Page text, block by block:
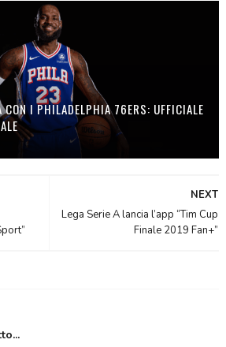
CON I PHILADELPHIA 76ERS: UFFICIALE
NEXT
Lega Serie A lancia l’app “Tim Cup
Finale 2019 Fan+”